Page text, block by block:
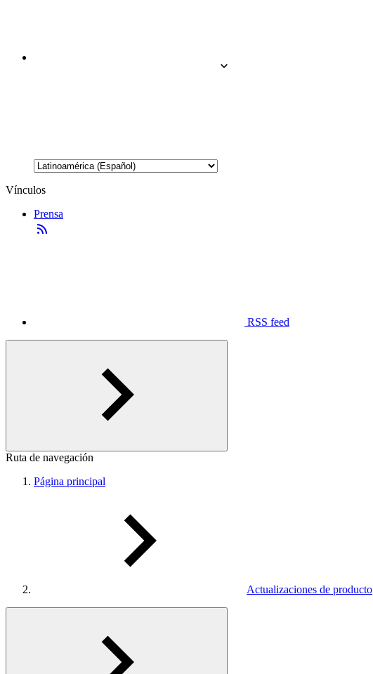
Vínculos
Prensa
RSS feed
Ruta de navegación
Página principal
Actualizaciones de producto